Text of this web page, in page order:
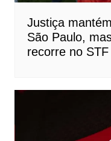
Justiça
São Paulo,
recorre no STF